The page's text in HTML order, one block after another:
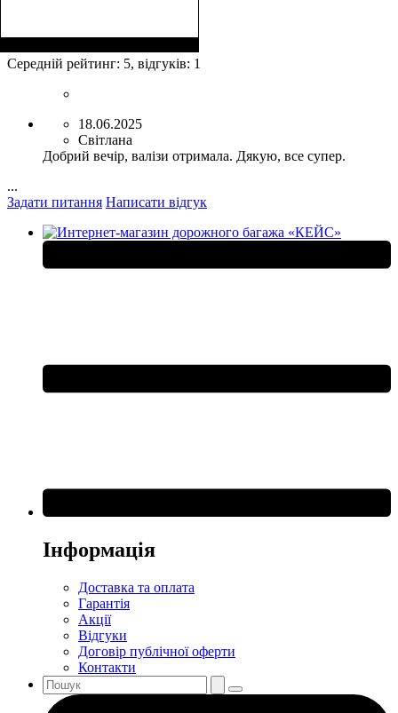
75x52x30+5
Середній рейтинг: 5, відгуків: 1
18.06.2025
Світлана
Добрий вечір, валізи отримала. Дякую, все супер.
...
Задати питання Написати відгук
Інформація
Доставка та оплата
Гарантія
Акції
Відгуки
Договір публічної оферти
Контакти